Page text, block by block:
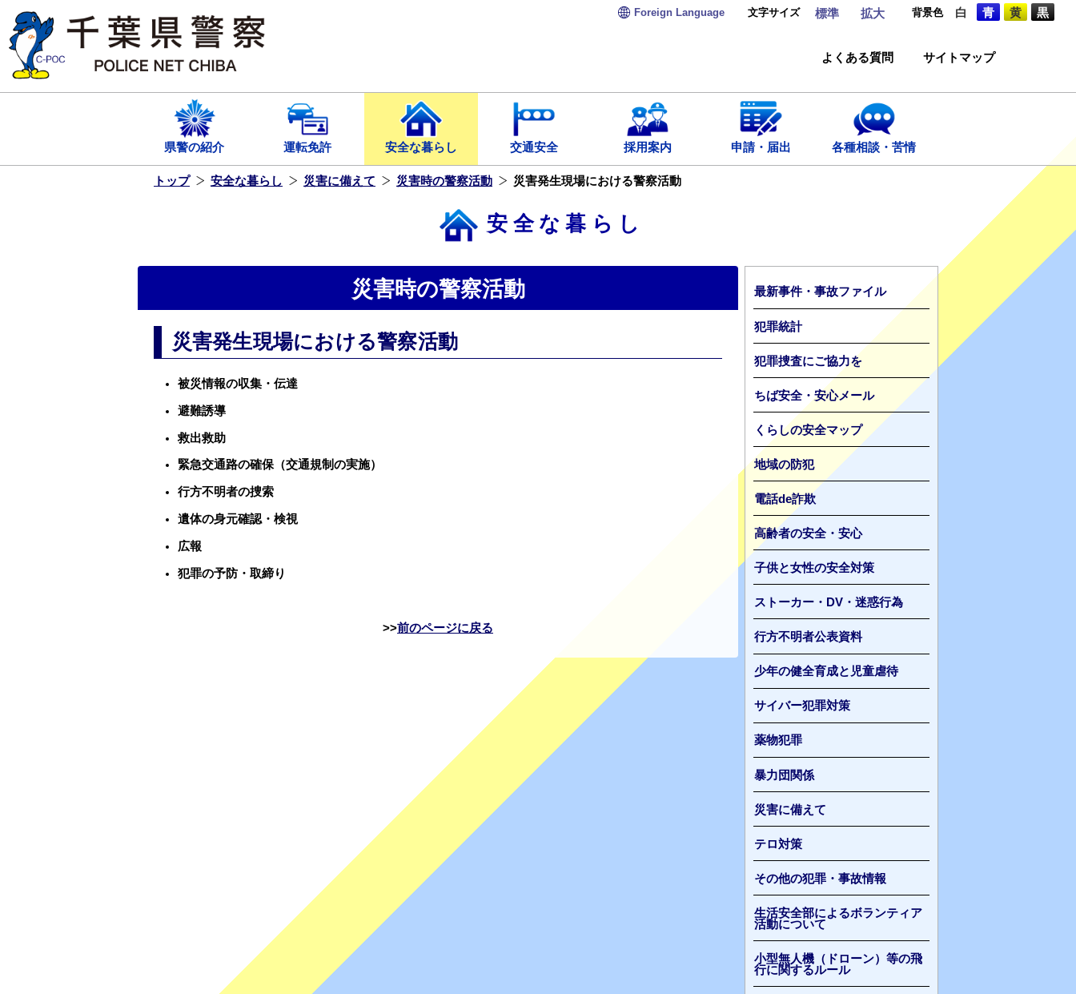
ス
キ
ま
Foreign Language 文字サイズ 標準 拡大 背景色 白 青 黄 黒
よくある質問 サイトマップ
県警の紹介 運転免許 安全な暮らし 交通安全 採用案内 申請・届出 各種相談・苦情
トップ 安全な暮らし 災害に備えて 災害時の警察活動 災害発生現場における警察活動
安全な暮らし
災害時の警察活動
災害発生現場における警察活動
被災情報の収集・伝達
避難誘導
救出救助
緊急交通路の確保（交通規制の実施）
行方不明者の捜索
遺体の身元確認・検視
広報
犯罪の予防・取締り
前のページに戻る
最新事件・事故ファイル
犯罪統計
犯罪捜査にご協力を
ちば安全・安心メール
くらしの安全マップ
地域の防犯
電話de詐欺
高齢者の安全・安心
子供と女性の安全対策
ストーカー・DV・迷惑行為
行方不明者公表資料
少年の健全育成と児童虐待
サイバー犯罪対策
薬物犯罪
暴力団関係
災害に備えて
テロ対策
その他の犯罪・事故情報
生活安全部によるボランティア
活動について
小型無人機（ドローン）等の飛
行に関するルール